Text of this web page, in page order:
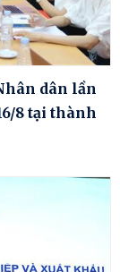
dân lần
8 tại thành